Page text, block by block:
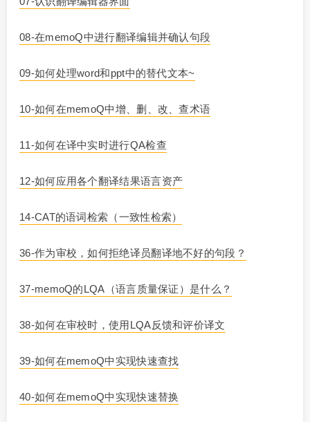
08-在memoQ中进行翻译编辑并确认句段
09-如何处理word和ppt中的替代文本~
10-如何在memoQ中增、删、改、查术语
11-如何在译中实时进行QA检查
12-如何应用各个翻译结果语言资产
14-CAT的语词检索（一致性检索）
36-作为审校，如何拒绝译员翻译地不好的句段？
37-memoQ的LQA（语言质量保证）是什么？
38-如何在审校时，使用LQA反馈和评价译文
39-如何在memoQ中实现快速查找
40-如何在memoQ中实现快速替换